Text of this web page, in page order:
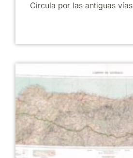
Circula por las antiguas vías